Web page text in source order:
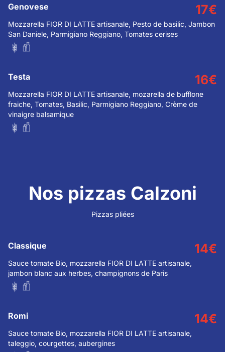
Genovese 17€
Mozzarella FIOR DI LATTE artisanale, Pesto de basilic, Jambon
San Daniele, Parmigiano Reggiano, Tomates cerises
Testa 16€
Mozzarella FIOR DI LATTE artisanale, mozarella de bufflone
fraiche, Tomates, Basilic, Parmigiano Reggiano, Crème de
vinaigre balsamique
Nos pizzas Calzoni
Pizzas pliées
Classique 14€
Sauce tomate Bio, mozzarella FIOR DI LATTE artisanale,
jambon blanc aux herbes, champignons de Paris
Romi 14€
Sauce tomate Bio, mozzarella FIOR DI LATTE artisanale,
taleggio, courgettes, aubergines